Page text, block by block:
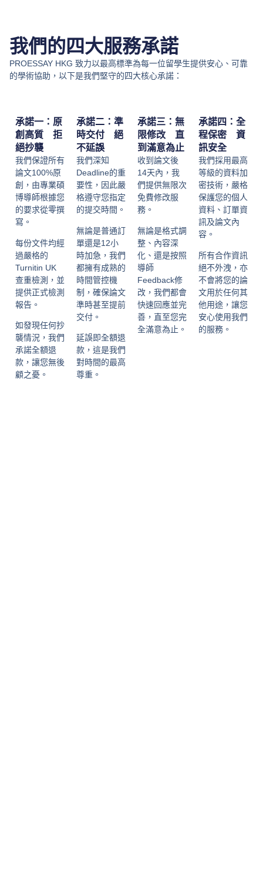
我們的四大服務承諾
PROESSAY HKG 致力以最高標準為每一位留學生提供安心、可靠
的學術協助，以下是我們堅守的四大核心承諾：
承諾一：原
創高質 拒
絕抄襲
我們保證所有
論文100%原
創，由專業碩
博導師根據您
的要求從零撰
寫。
每份文件均經
過嚴格的
Turnitin UK
查重檢測，並
提供正式檢測
報告。
如發現任何抄
襲情況，我們
承諾全額退
款，讓您無後
顧之憂。
承諾二：準
時交付 絕
不延誤
我們深知
Deadline的重
要性，因此嚴
格遵守您指定
的提交時間。
無論是普通訂
單還是12小
時加急，我們
都擁有成熟的
時間管控機
制，確保論文
準時甚至提前
交付。
延誤即全額退
款，這是我們
對時間的最高
尊重。
承諾三：無
限修改 直
到滿意為止
收到論文後
14天內，我
們提供無限次
免費修改服
務。
無論是格式調
整、內容深
化、還是按照
導師
Feedback修
改，我們都會
快速回應並完
善，直至您完
全滿意為止。
承諾四：全
程保密 資
訊安全
我們採用最高
等級的資料加
密技術，嚴格
保護您的個人
資料、訂單資
訊及論文內
容。
所有合作資訊
絕不外洩，亦
不會將您的論
文用於任何其
他用途，讓您
安心使用我們
的服務。